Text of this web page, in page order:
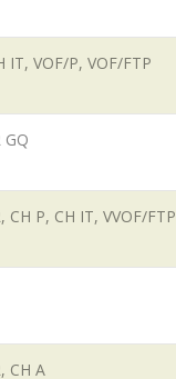
IT, VOF/P, VOF/FTP
GQ
CH P, CH IT, VVOF/FTP
CH A